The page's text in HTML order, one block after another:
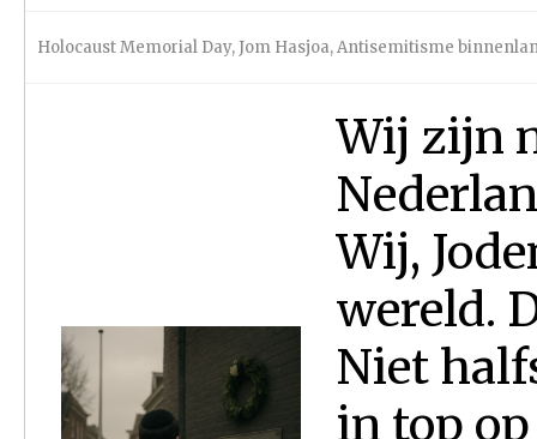
Holocaust Memorial Day, Jom Hasjoa,Antisemitisme
Wij zijn
Wij,
wereld.
Niet
in top